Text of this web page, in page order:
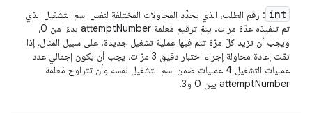
int : رقم الطلب، الذي يحدِّد المحاولات المختلفة لنفس اسم التشغيل الذي
تم تنفيذه عدّة مرات. يتمّ ترقيم مَعلمة attemptNumber بدءًا من 0،
ويجب أن تزيد كلّ مرّة تتم فيها عملية تشغيل جديدة. على سبيل المثال، إذا
تمّت إعادة محاولة إجراء اختبار دقيق 3 مرّات، يجب أن يكون إجمالي عدد
عمليات التشغيل 4 عمليات ضمن اسم التشغيل نفسه وأن تتراوح مَعلمة
attemptNumber بين 0 و3.